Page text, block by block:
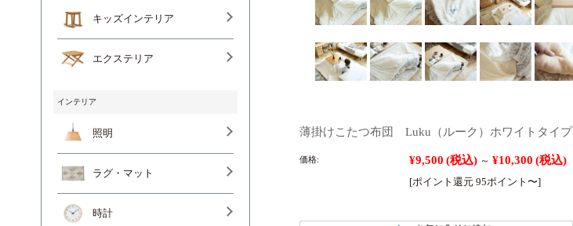
薄掛けこたつ布団 Luku（ルーク）ホワイトタイプ
価格: ¥9,500 (税込) ～ ¥10,300 (税込)
[ポイント還元 95ポイント〜]
キッズインテリア
エクステリア
インテリア
照明
ラグ・マット
時計